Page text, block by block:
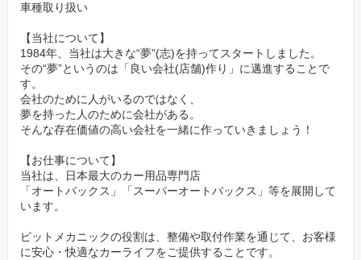
車種取り扱い
【当社について】
1984年、当社は大きな“夢”(志)を持ってスタートしました。
その“夢”というのは「良い会社(店舗)作り」に邁進することで
す。
会社のために人がいるのではなく、
夢を持った人のために会社がある。
そんな存在価値の高い会社を一緒に作っていきましょう！
【お仕事について】
当社は、日本最大のカー用品専門店
「オートバックス」「スーパーオートバックス」等を展開して
います。
ピットメカニックの役割は、整備や取付作業を通じて、お客様
に安心・快適なカーライフをご提供することです。